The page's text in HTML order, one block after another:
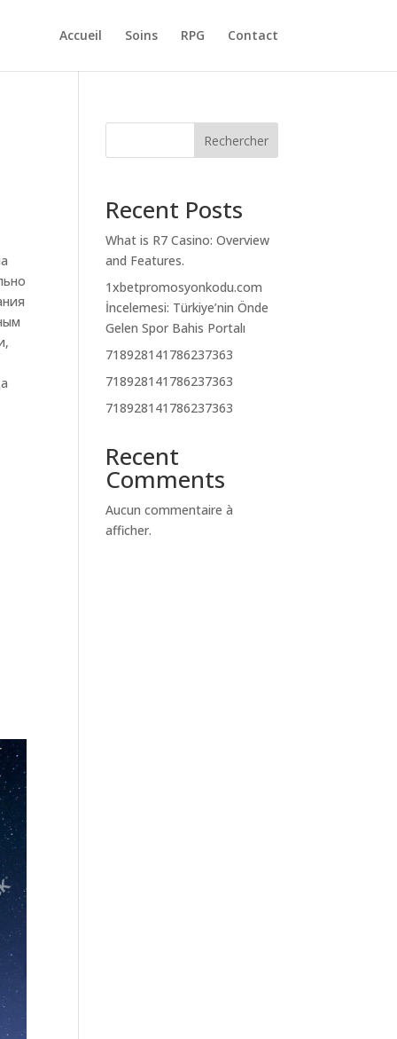
Accueil Soins RPG Contact
Rechercher
Recent Posts
What is R7 Casino: Overview
and Features.
1xbetpromosyonkodu.com
İncelemesi: Türkiye’nin Önde
Gelen Spor Bahis Portalı
718928141786237363
718928141786237363
718928141786237363
Recent
Comments
Aucun commentaire à
afficher.